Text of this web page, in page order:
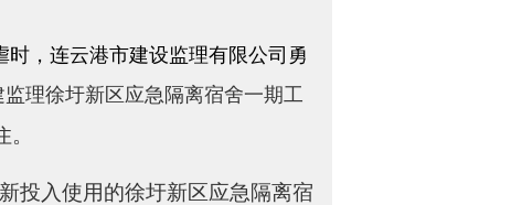
，连云港市建设监理有限公司勇
理徐圩新区应急隔离宿舍一期工
投入使用的徐圩新区应急隔离宿